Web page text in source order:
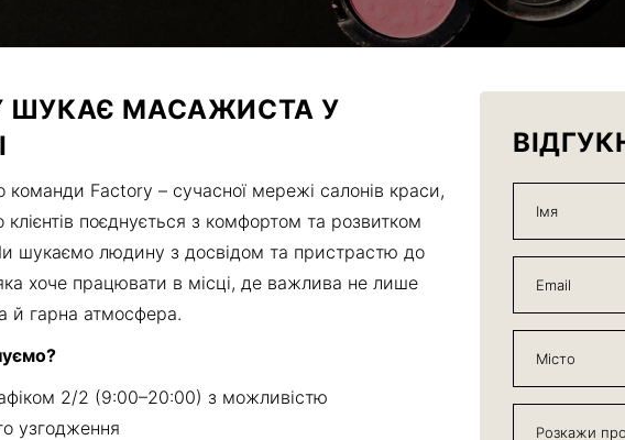
ШУКАЄ МАСАЖИСТА У
Factory – сучасної мережі салонів краси,
поєднується з комфортом та розвитком
Ми шукаємо людину з досвідом та пристрастю до
хоче працювати в місці, де важлива не лише
й гарна атмосфера.
2/2 (9:00–20:00) з можливістю
узгодження